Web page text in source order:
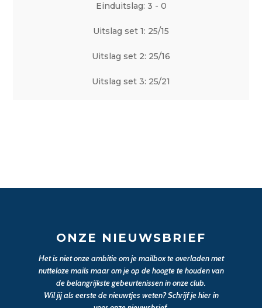
Einduitslag: 3 - 0
Uitslag set 1: 25/15
Uitslag set 2: 25/16
Uitslag set 3: 25/21
ONZE NIEUWSBRIEF
Het is niet onze ambitie om je mailbox te overladen met
nutteloze mails maar om je op de hoogte te houden van
de belangrijkste gebeurtenissen in onze club.
Wil jij als eerste de nieuwtjes weten? Schrijf je hier in